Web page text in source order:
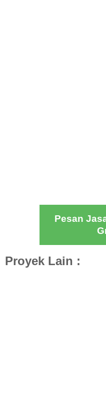
Pesan
Proyek Lain :